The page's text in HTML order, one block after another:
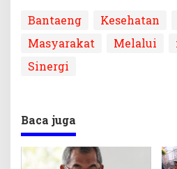
Bantaeng
Kesehatan
Masyarakat
Melalui
Sinergi
Baca juga